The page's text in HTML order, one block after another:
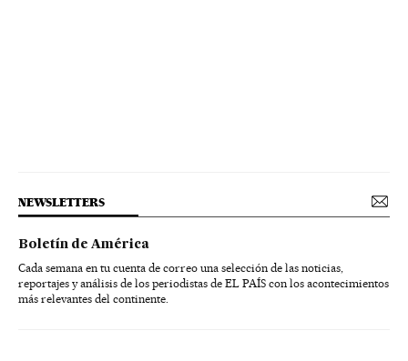
NEWSLETTERS
Boletín de América
Cada semana en tu cuenta de correo una selección de las noticias,
reportajes y análisis de los periodistas de EL PAÍS con los acontecimientos
más relevantes del continente.